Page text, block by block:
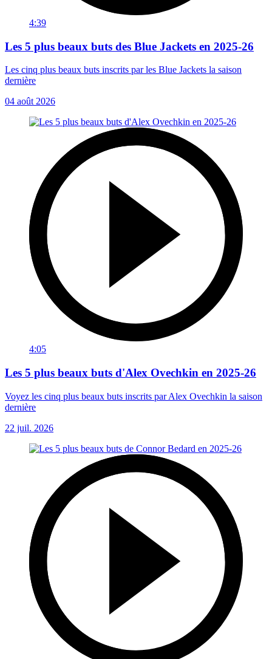
4:39
Les 5 plus beaux buts des Blue Jackets en 2025-26
Les cinq plus beaux buts inscrits par les Blue Jackets la saison
dernière
04 août 2026
4:05
Les 5 plus beaux buts d'Alex Ovechkin en 2025-26
Voyez les cinq plus beaux buts inscrits par Alex Ovechkin la saison
dernière
22 juil. 2026